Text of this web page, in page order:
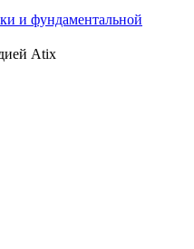
и фундаментальной
Atix